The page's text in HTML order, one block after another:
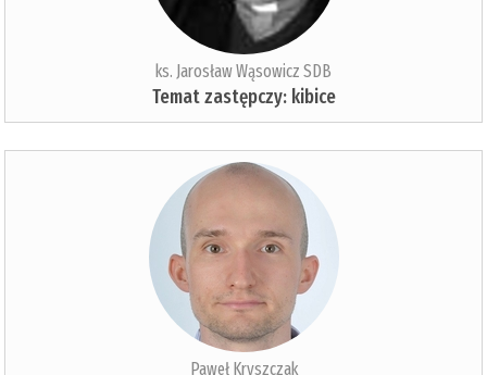
ks. Jarosław Wąsowicz SDB
Temat zastępczy: kibice
Paweł Kryszczak